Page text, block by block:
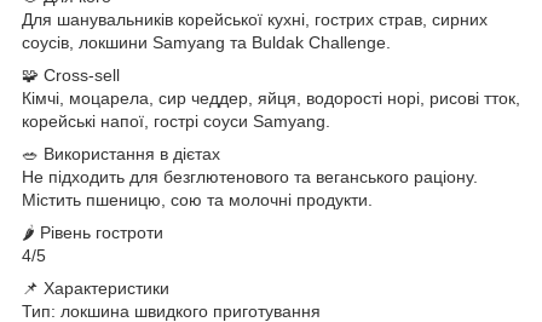
Для шанувальників корейської кухні, гострих страв, сирних
соусів, локшини Samyang та Buldak Challenge.
🧩 Cross-sell
Кімчі, моцарела, сир чеддер, яйця, водорості норі, рисові тток,
корейські напої, гострі соуси Samyang.
🥗 Використання в дієтах
Не підходить для безглютенового та веганського раціону.
Містить пшеницю, сою та молочні продукти.
🌶 Рівень гостроти
4/5
📌 Характеристики
Тип: локшина швидкого приготування